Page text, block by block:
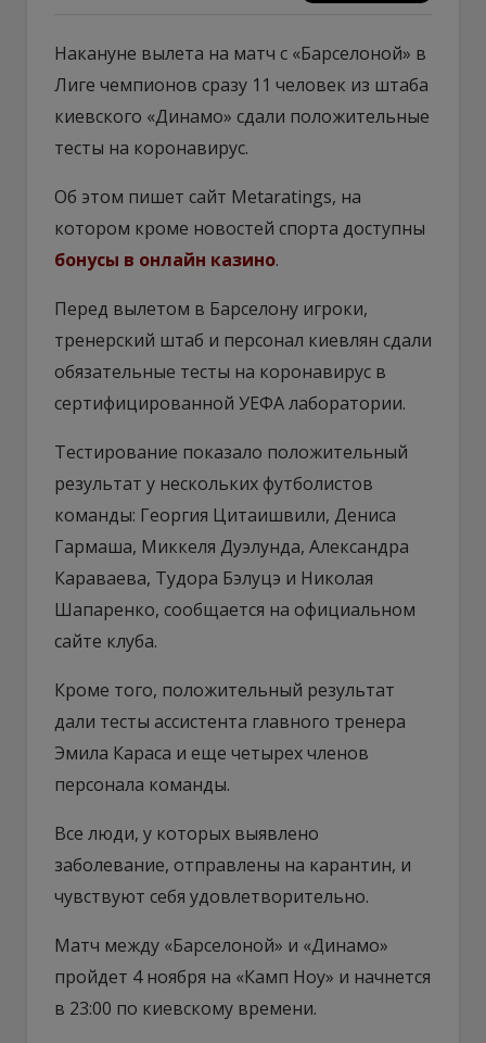
Накануне вылета на матч с «Барселоной» в
Лиге чемпионов сразу 11 человек из штаба
киевского «Динамо» сдали положительные
тесты на коронавирус.
Об этом пишет сайт Metaratings, на
котором кроме новостей спорта доступны
бонусы в онлайн казино.
Перед вылетом в Барселону игроки,
тренерский штаб и персонал киевлян сдали
обязательные тесты на коронавирус в
сертифицированной УЕФА лаборатории.
Тестирование показало положительный
результат у нескольких футболистов
команды: Георгия Цитаишвили, Дениса
Гармаша, Миккеля Дуэлунда, Александра
Караваева, Тудора Бэлуцэ и Николая
Шапаренко, сообщается на официальном
сайте клуба.
Кроме того, положительный результат
дали тесты ассистента главного тренера
Эмила Караса и еще четырех членов
персонала команды.
Все люди, у которых выявлено
заболевание, отправлены на карантин, и
чувствуют себя удовлетворительно.
Матч между «Барселоной» и «Динамо»
пройдет 4 ноября на «Камп Ноу» и начнется
в 23:00 по киевскому времени.